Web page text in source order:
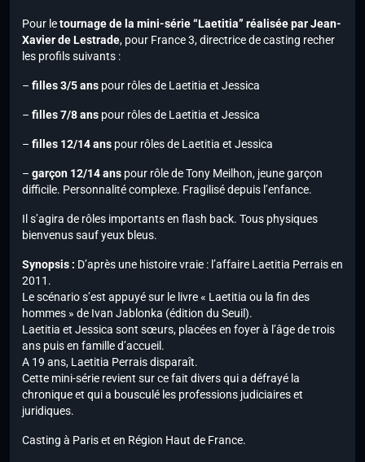
Pour letournage de la mini-série “Laetitia” réalisée par Jean-
Xavier de Lestrade, pour France 3, directrice de casting recher
les profils suivants :
– filles 3/5 ans pour rôles de Laetitia et Jessica
– filles 7/8 ans pour rôles de Laetitia et Jessica
– filles 12/14 ans pour rôles de Laetitia et Jessica
– garçon 12/14 ans pour rôle de Tony Meilhon, jeune garçon
difficile. Personnalité complexe. Fragilisé depuis l’enfance.
Il s’agira de rôles importants en flash back. Tous physiques
bienvenussauf yeux bleus.
Synopsis : D’après une histoire vraie : l’affaire Laetitia Perrais en
2011.
Le scénario s’est appuyé sur le livre « Laetitia ou la fin des
hommes » de Ivan Jablonka (édition du Seuil).
Laetitia et Jessica sont sœurs, placées en foyer à l’âge de trois
ans puis en famille d’accueil.
A 19 ans, Laetitia Perrais disparaît.
Cette mini-série revient sur ce fait divers qui a défrayé la
chronique et qui a bousculé les professions judiciaires et
juridiques.
Casting à Paris et en Région Haut de France.